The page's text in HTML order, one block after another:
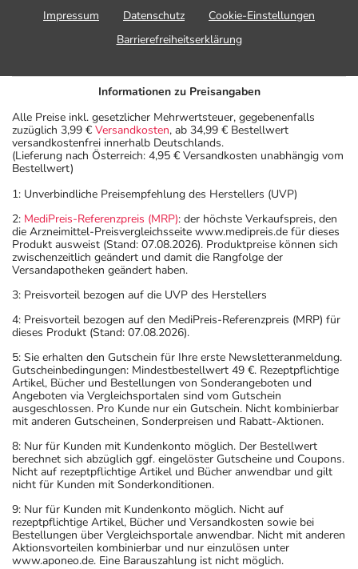
Impressum
Datenschutz
Cookie-Einstellungen
Barrierefreiheitserklärung
Informationen zu Preisangaben
Alle Preise inkl. gesetzlicher Mehrwertsteuer, gegebenenfalls
zuzüglich 3,99 € Versandkosten, ab 34,99 € Bestellwert
versandkostenfrei innerhalb Deutschlands.
(Lieferung nach Österreich: 4,95 € Versandkosten unabhängig vom
Bestellwert)
1: Unverbindliche Preisempfehlung des Herstellers (UVP)
2: MediPreis-Referenzpreis (MRP): der höchste Verkaufspreis, den
die Arzneimittel-Preisvergleichsseite www.medipreis.de für dieses
Produkt ausweist (Stand: 07.08.2026). Produktpreise können sich
zwischenzeitlich geändert und damit die Rangfolge der
Versandapotheken geändert haben.
3: Preisvorteil bezogen auf die UVP des Herstellers
4: Preisvorteil bezogen auf den MediPreis-Referenzpreis (MRP) für
dieses Produkt (Stand: 07.08.2026).
5: Sie erhalten den Gutschein für Ihre erste Newsletteranmeldung.
Gutscheinbedingungen: Mindestbestellwert 49 €. Rezeptpflichtige
Artikel, Bücher und Bestellungen von Sonderangeboten und
Angeboten via Vergleichsportalen sind vom Gutschein
ausgeschlossen. Pro Kunde nur ein Gutschein. Nicht kombinierbar
mit anderen Gutscheinen, Sonderpreisen und Rabatt-Aktionen.
8: Nur für Kunden mit Kundenkonto möglich. Der Bestellwert
berechnet sich abzüglich ggf. eingelöster Gutscheine und Coupons.
Nicht auf rezeptpflichtige Artikel und Bücher anwendbar und gilt
nicht für Kunden mit Sonderkonditionen.
9: Nur für Kunden mit Kundenkonto möglich. Nicht auf
rezeptpflichtige Artikel, Bücher und Versandkosten sowie bei
Bestellungen über Vergleichsportale anwendbar. Nicht mit anderen
Aktionsvorteilen kombinierbar und nur einzulösen unter
www.aponeo.de. Eine Barauszahlung ist nicht möglich.